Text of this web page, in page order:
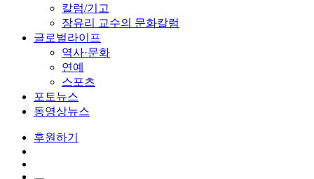
칼럼/기고
장유리 교수의 문화칼럼
글로벌라이프
역사·문화
연예
스포츠
포토뉴스
동영상뉴스
후원하기